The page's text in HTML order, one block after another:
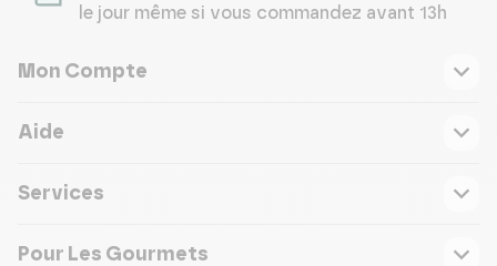
le jour même si vous commandez avant 13h
Mon Compte
Aide
Services
Pour Les Gourmets